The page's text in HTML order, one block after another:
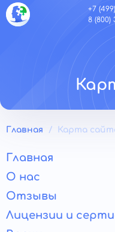
+7
8 (800)
Главная Карта
Главная
О нас
Отзывы
Лицензии и